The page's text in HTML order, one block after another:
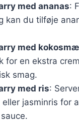
med ananas:
kan du tilføje
med
for en ekstra
smag.
med ris:
jasminris for